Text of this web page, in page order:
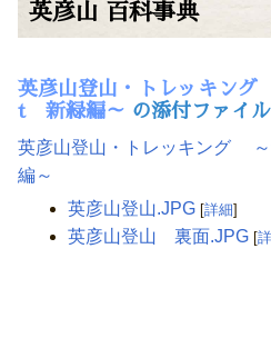
英彦山 百科事典
英彦山登山・トレッキン
t 新緑編～ の添付ファイ
英彦山登山・トレッキング
編～
英彦山登山.JPG [詳細]
英彦山登山 裏面.JPG [